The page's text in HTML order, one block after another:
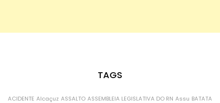
TAGS
ACIDENTE Alcaçuz ASSALTO ASSEMBLEIA LEGISLATIVA DO RN Assu BATATA